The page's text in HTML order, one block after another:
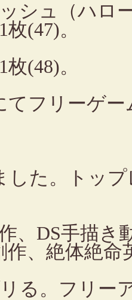
シュ（ハロ
(47)。
(48)。
てフリーゲ
した。トッ
、DS手描き
作、絶体絶
る。フリー